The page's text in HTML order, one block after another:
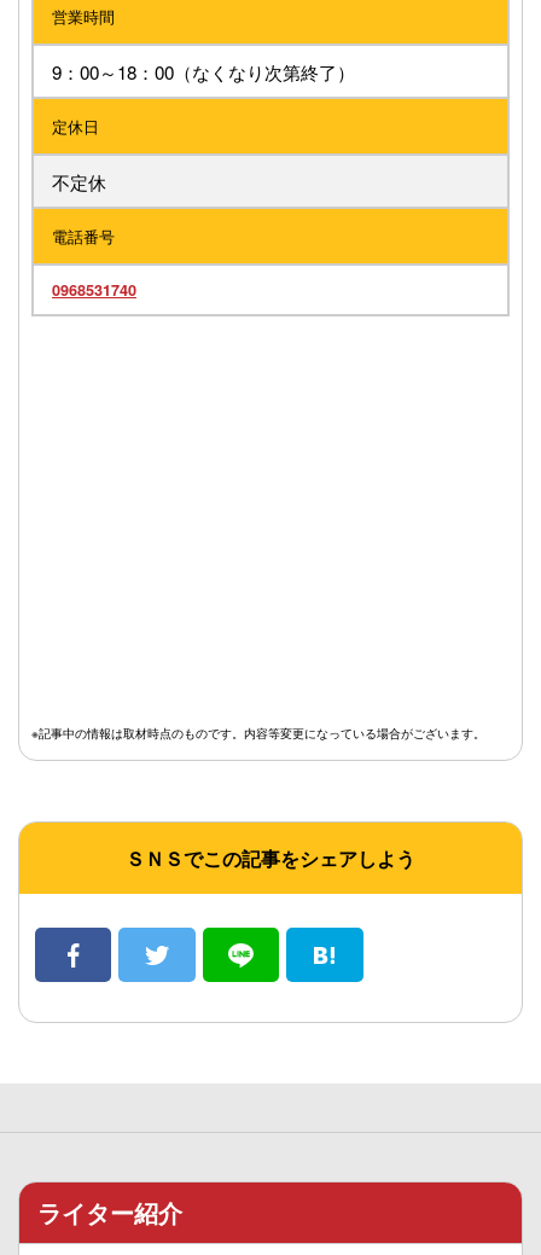
営業時間
9：00～18：00（なくなり次第終了）
定休日
不定休
電話番号
0968531740
※記事中の情報は取材時点のものです。内容等変更になっている場合がございます。
ＳＮＳでこの記事をシェアしよう
ライター紹介